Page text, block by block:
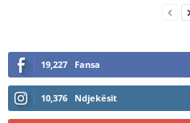
19,227 Fansa
10,376 Ndjekësit